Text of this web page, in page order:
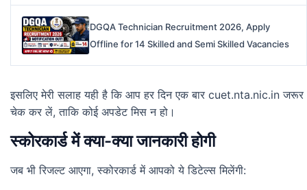
DGQA Technician Recruitment 2026, Apply
Offline for 14 Skilled and Semi Skilled Vacancies
इसलिए मेरी सलाह यही है कि आप हर दिन एक बार cuet.nta.nic.in जरूर
चेक कर लें, ताकि कोई अपडेट मिस न हो।
स्कोरकार्ड में क्या-क्या जानकारी होगी
जब भी रिजल्ट आएगा, स्कोरकार्ड में आपको ये डिटेल्स मिलेंगी: